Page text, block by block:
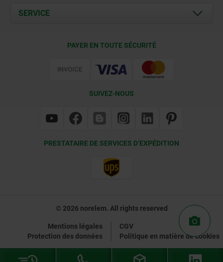
Contact
Documents
SERVICE
PAYER EN TOUTE SÉCURITÉ
SUIVEZ-NOUS
PRESTATAIRE DE SERVICES D’EXPÉDITION
© 2026 norelem. All rights reserved
Mentions légales
CGV
Protection des données
Politique en matière de cookies